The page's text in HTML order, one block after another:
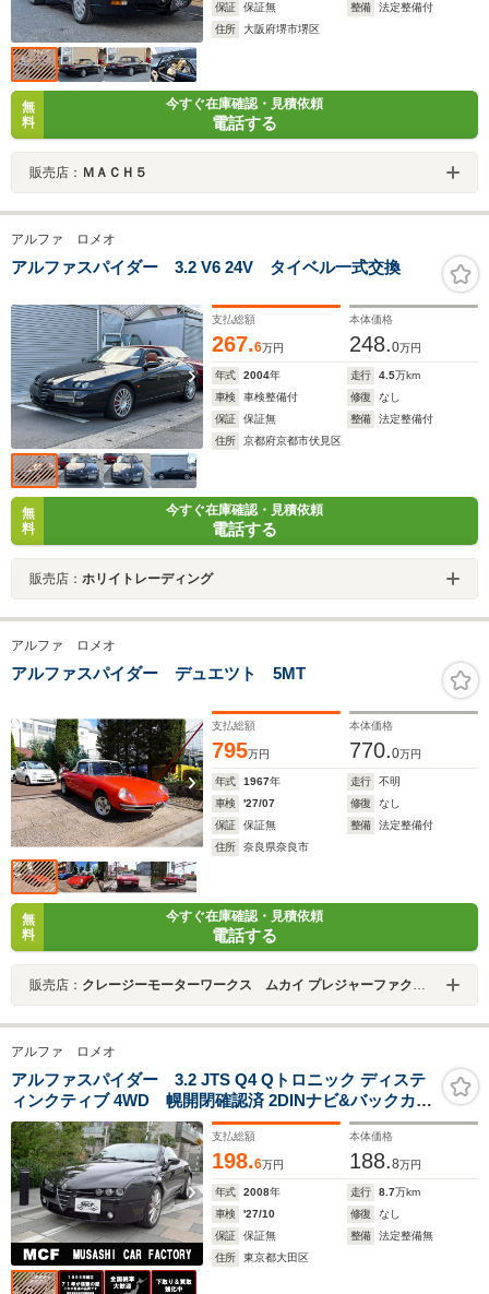
保証
保証無 整備
法定整備付
住所
大阪府堺市堺区
無
料
今すぐ在庫確認・見積依頼
電話する
販売店： ＭＡＣＨ５
アルファ ロメオ
アルファスパイダー 3.2 V6 24V タイベル一式交換
支払総額
267.6万円
本体価格
248.0万円
年式 2004年 走行 4.5万km
車検
車検整備付 修復
なし
保証
保証無 整備
法定整備付
住所
京都府京都市伏見区
無
料
今すぐ在庫確認・見積依頼
電話する
販売店： ホリイトレーディング
アルファ ロメオ
アルファスパイダー デュエツト 5MT
支払総額
795万円
本体価格
770.0万円
年式 1967年 走行
不明
車検
'27/07 修復
なし
保証
保証無 整備
法定整備付
住所
奈良県奈良市
無
料
今すぐ在庫確認・見積依頼
電話する
販売店： クレージーモーターワークス ムカイ プレジャーファクトリー
アルファ ロメオ
アルファスパイダー 3.2 JTS Q4 Qトロニック ディステ
ィンクティブ 4WD 幌開閉確認済 2DINナビ&バックカメ
ラ装備 19インチTIホイール&タイヤ新品装備 インジェク
ター清掃 ATフルード交換済 エアコン点検済
支払総額
198.6万円
本体価格
188.8万円
年式 2008年 走行 8.7万km
車検
'27/10 修復
なし
保証
保証無 整備
法定整備無
住所
東京都大田区